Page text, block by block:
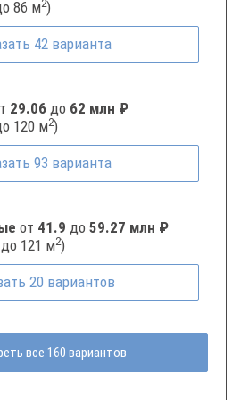
86 м2)
42 варианта
29.06 до 62 млн ₽
120 м2)
93 варианта
от 41.9 до 59.27 млн ₽
121 м2)
20 вариантов
все 160 вариантов